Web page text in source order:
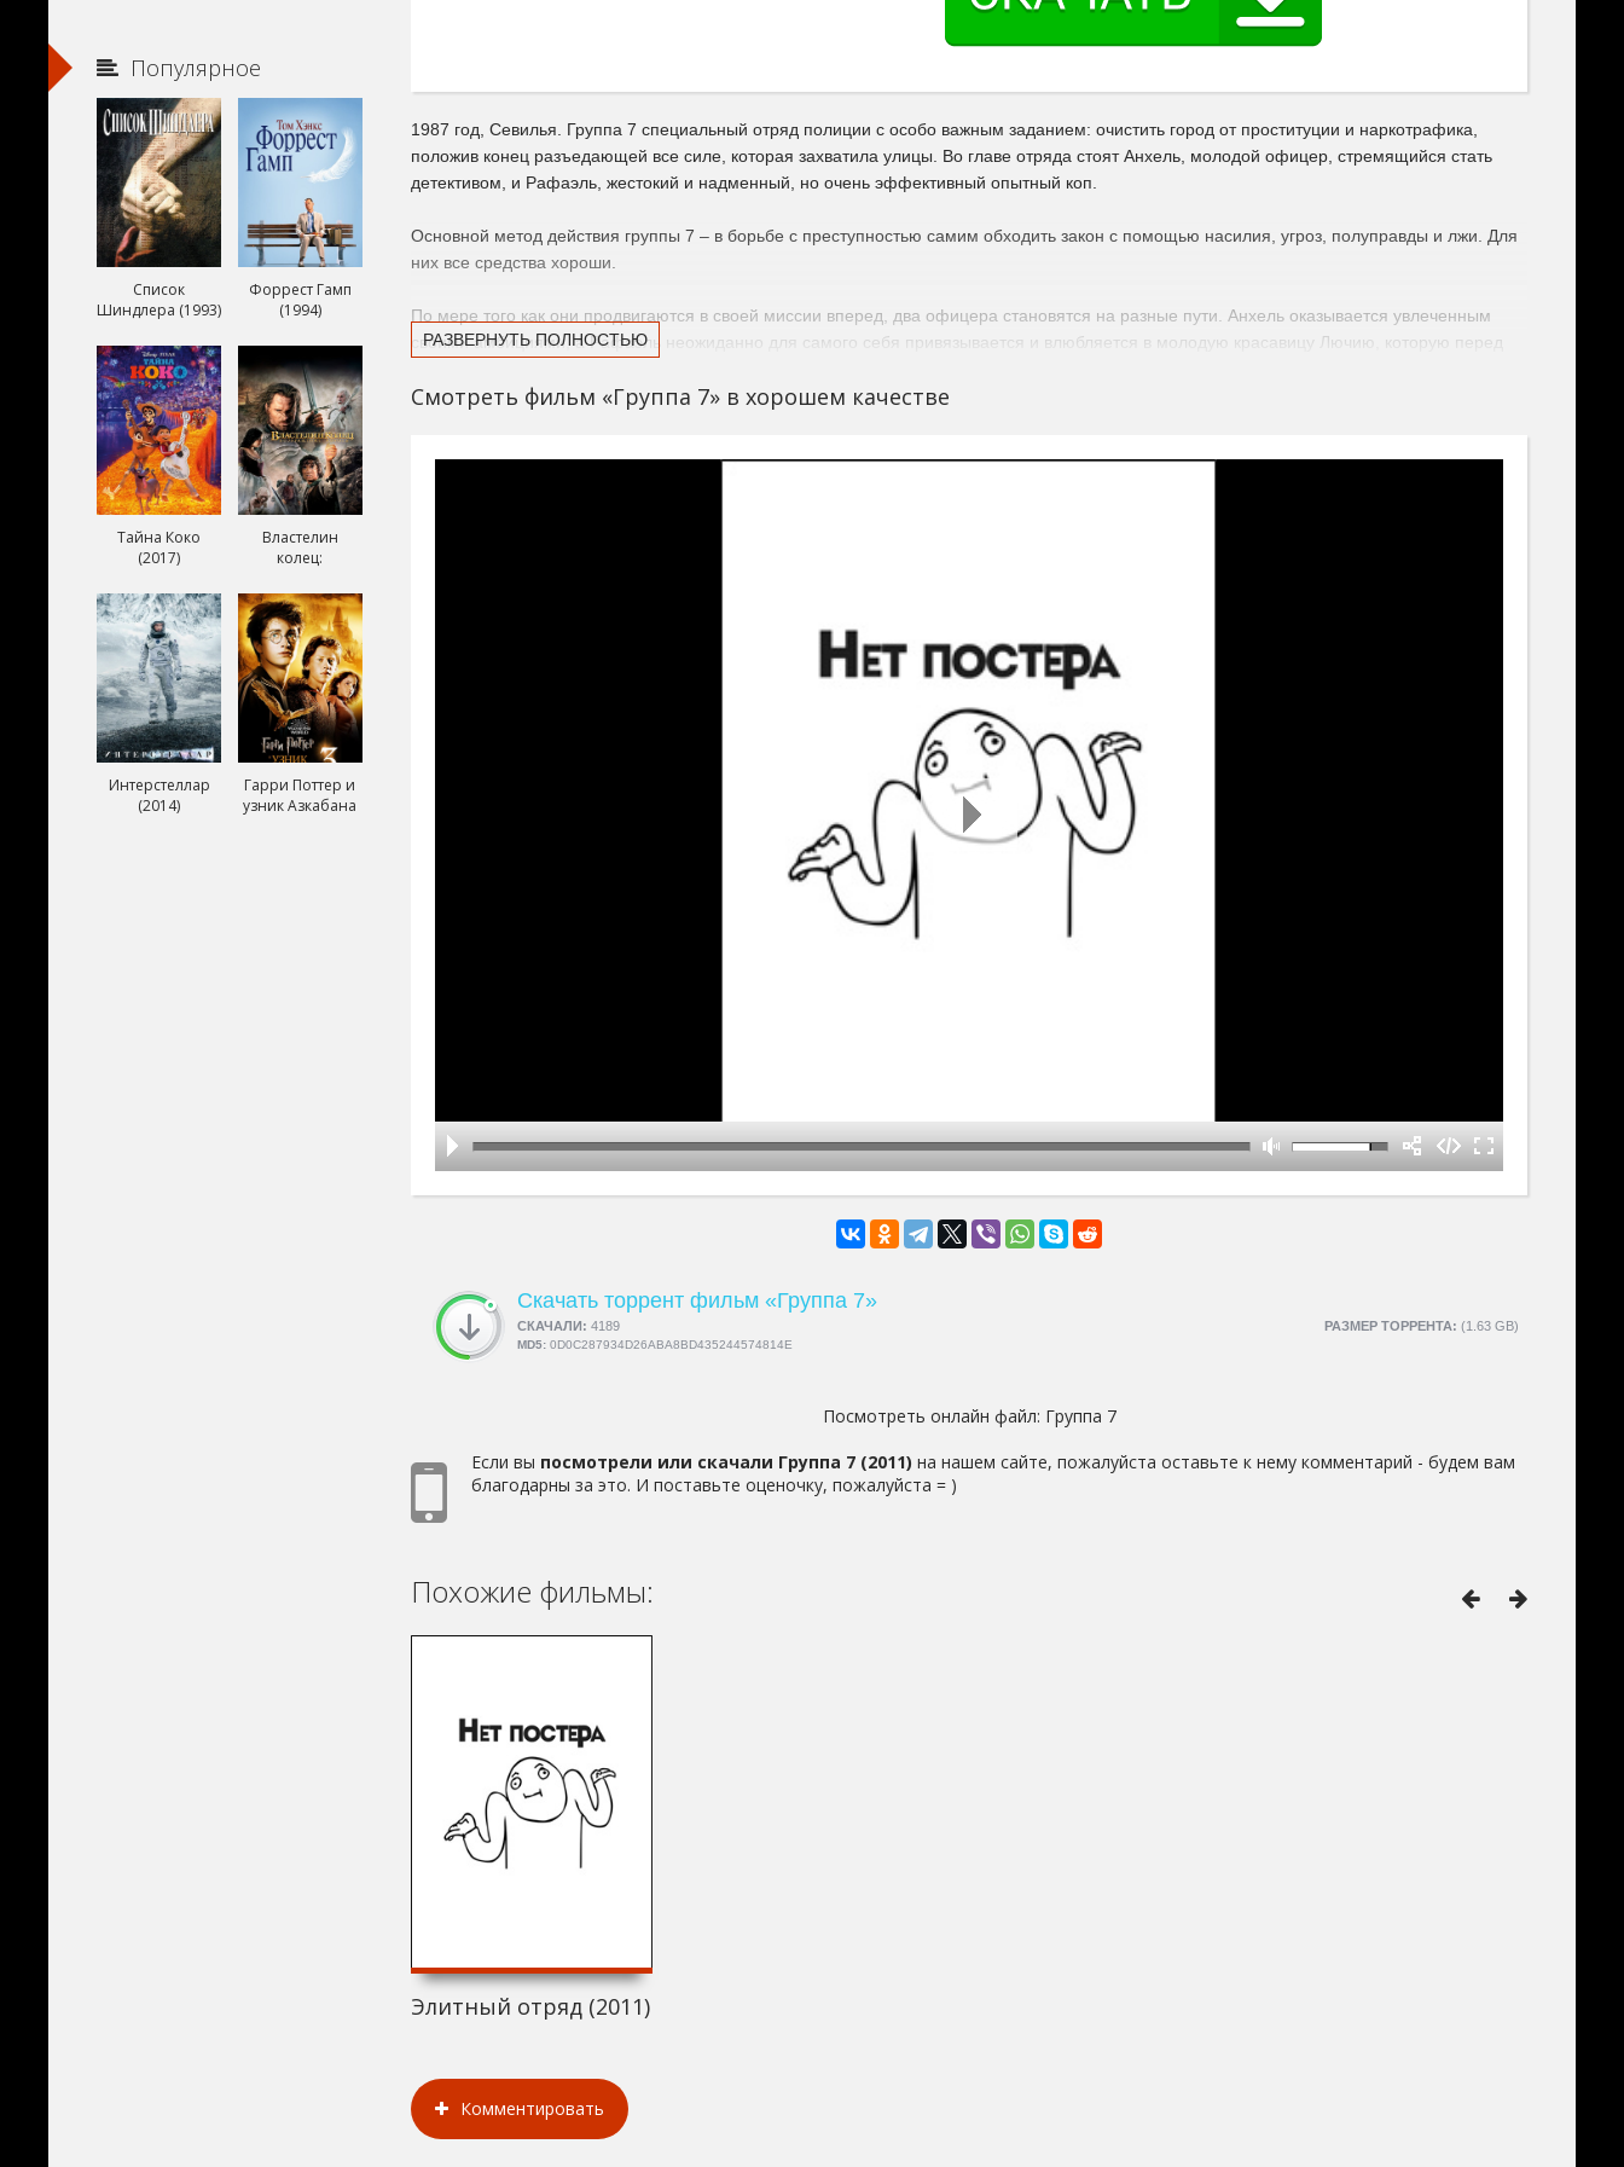
1987 год, Севилья. Группа 7 специальный отряд полиции с особо важным заданием: очистить город от проституции и наркотрафика,
положив конец разъедающей все силе, которая захватила улицы. Во главе отряда стоят Анхель, молодой офицер, стремящийся стать
детективом, и Рафаэль, жестокий и надменный, но очень эффективный опытный коп.
Основной метод действия группы 7 – в борьбе с преступностью самим обходить закон с помощью насилия, угроз, полуправды и лжи. Для
них все средства хороши.
По мере того как они продвигаются в своей миссии вперед, два офицера становятся на разные пути. Анхель оказывается увлеченным
своими амбициями, а Рафаэль неожиданно для самого себя привязывается и влюбляется в молодую красавицу Лючию, которую перед
РАЗВЕРНУТЬ ПОЛНОСТЬЮ
Смотреть фильм «Группа 7» в хорошем качестве
Скачать торрент фильм «Группа 7»
РАЗМЕР ТОРРЕНТА: (1.63 GB)
СКАЧАЛИ: 4189
MD5: 0D0C287934D26ABA8BD435244574814E
Посмотреть онлайн файл: Группа 7
Если вы посмотрели или скачали Группа 7 (2011) на нашем сайте, пожалуйста оставьте к нему комментарий - будем вам
благодарны за это. И поставьте оценочку, пожалуйста = )
Похожие фильмы:
Элитный отряд (2011)
Комментировать
Популярное
Список
Шиндлера (1993)
Форрест Гамп
(1994)
Тайна Коко
(2017)
Властелин
колец:
короля (2003)
Интерстеллар
(2014)
Гарри Поттер и
узник Азкабана